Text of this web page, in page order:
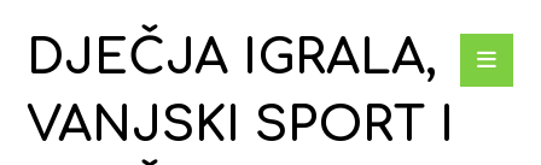
DJEČJA IGRALA,
VANJSKI SPORT I